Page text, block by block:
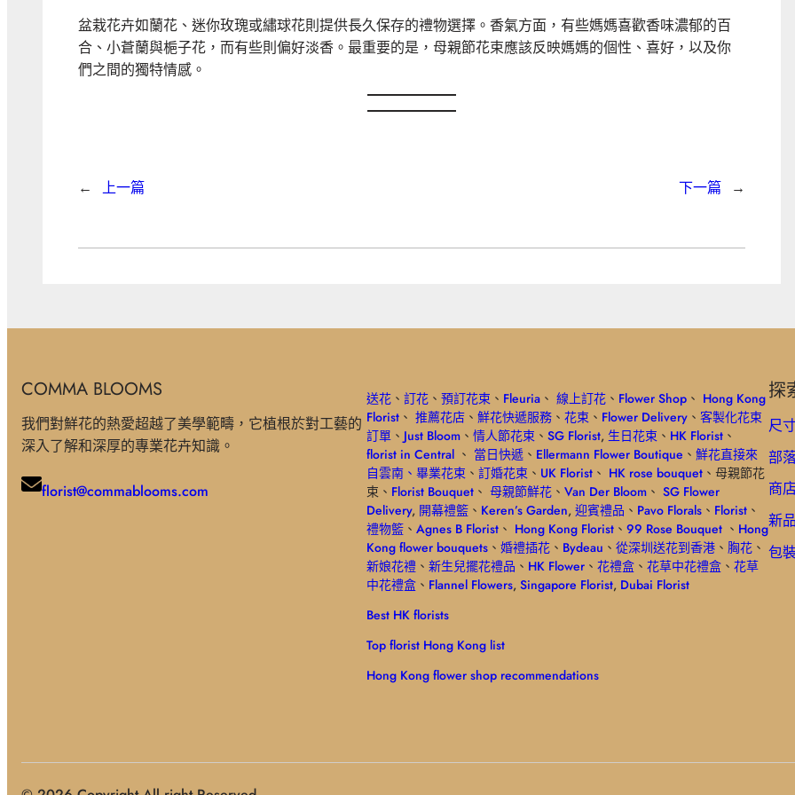
盆栽花卉如蘭花、迷你玫瑰或繡球花則提供長久保存的禮物選擇。香氣方面，有些媽媽喜歡香味濃郁的百
合、小蒼蘭與梔子花，而有些則偏好淡香。最重要的是，母親節花束應該反映媽媽的個性、喜好，以及你
們之間的獨特情感。
← 上一篇 下一篇 →
COMMA BLOOMS
我們對鮮花的熱愛超越了美學範疇，它植根於對工藝的
深入了解和深厚的專業花卉知識。
florist@commablooms.com
送花、 訂花、 預訂花束、 Fleuria、 線上訂花、 Flower Shop、 Hong Kong
Florist、 推薦花店、 鮮花快遞服務、 花束、 Flower Delivery、 客製化花束
訂單、 Just Bloom、 情人節花束、 SG Florist, 生日花束、 HK Florist、
florist in Central、 當日快遞、 Ellermann Flower Boutique 、 鮮花直接來
自雲南、畢業花束、 訂婚花束、 UK Florist、 HK rose bouquet、母親節花
束、 Florist Bouquet、 母親節鮮花、 Van Der Bloom、 SG Flower
Delivery, 開幕禮籃、 Keren’s Garden, 迎賓禮品 、 Pavo Florals、 Florist、
禮物籃、 Agnes B Florist、 Hong Kong Florist、 99 Rose Bouquet、 Hong
Kong flower bouquets、 婚禮插花、 Bydeau 、 從深圳送花到香港、 胸花、
新娘花禮、 新生兒擺花禮品 、 HK Flower、 花禮盒、 花草中花禮盒、 花草
中花禮盒、 Flannel Flowers, Singapore Florist, Dubai Florist
Best HK florists
Top florist Hong Kong list
Hong Kong flower shop recommendations
探
尺
部
商
新
包